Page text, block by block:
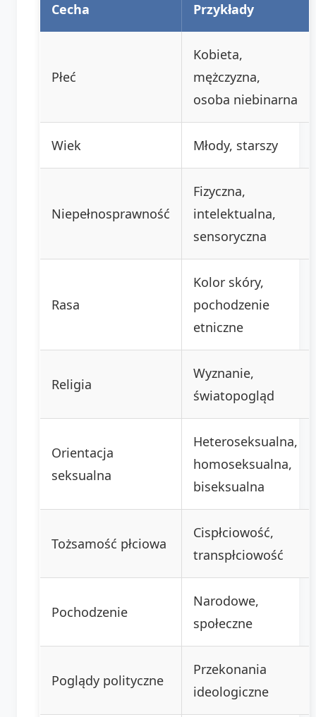
Cecha Przykłady
Płeć
Kobieta,
mężczyzna,
osoba niebinarna
Wiek Młody, starszy
Niepełnosprawność
Fizyczna,
intelektualna,
sensoryczna
Rasa
Kolor skóry,
pochodzenie
etniczne
Religia
Wyznanie,
światopogląd
Orientacja
seksualna
Heteroseksualna,
homoseksualna,
biseksualna
Tożsamość płciowa
Cispłciowość,
transpłciowość
Pochodzenie
Narodowe,
społeczne
Poglądy polityczne
Przekonania
ideologiczne